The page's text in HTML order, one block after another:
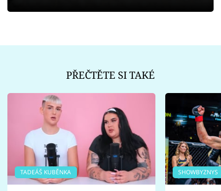
PŘEČTĚTE SI TAKÉ
TADEÁŠ KUBĚNKA SHOWBYZNYS